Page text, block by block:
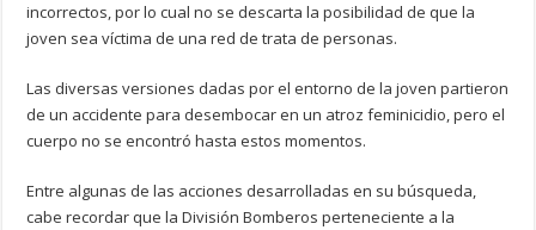
incorrectos, por lo cual no se descarta la posibilidad de que la
joven sea víctima de una red de trata de personas.
Las diversas versiones dadas por el entorno de la joven partieron
de un accidente para desembocar en un atroz feminicidio, pero el
cuerpo no se encontró hasta estos momentos.
Entre algunas de las acciones desarrolladas en su búsqueda,
cabe recordar que la División Bomberos perteneciente a la